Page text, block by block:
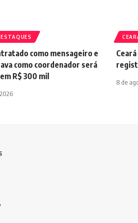
como mensageiro e
como coordenador será
R$ 300 mil
8 de